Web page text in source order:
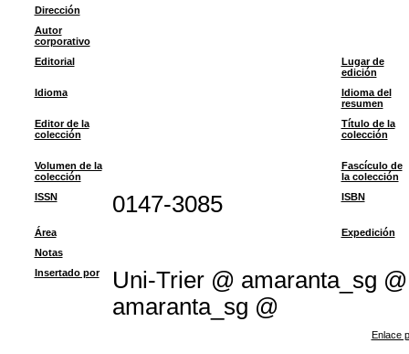
Dirección
Autor
corporativo
Editorial
Lugar de
edición
Idioma
Idioma del
resumen
Editor de la
colección
Título de la
colección
Volumen de la
colección
Fascículo de
la colección
ISSN
0147-3085 ISBN
Área
Expedición
Notas
Insertado por
Uni-Trier @ amaranta_sg
amaranta_sg @
Enlace